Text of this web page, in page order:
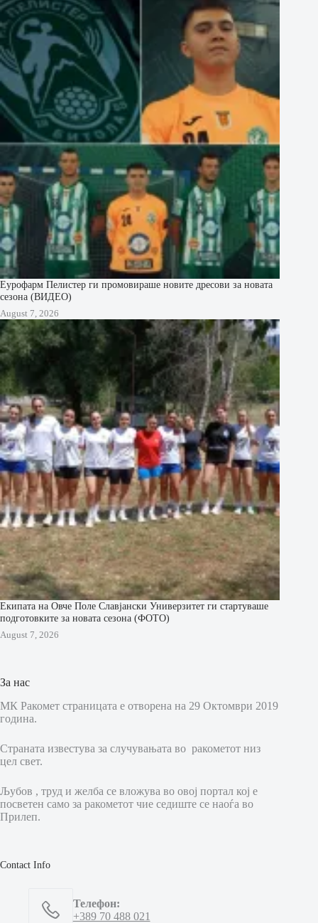
Еурофарм Пелистер ги промовираше новите дресови за новата
сезона (ВИДЕО)
August 7, 2026
Екипата на Овче Поле Славјански Универзитет ги стартуваше
подготовките за новата сезона (ФОТО)
August 7, 2026
За нас
МК Ракомет страницата е отворена на 29 Октомври 2019
година.
Страната известува за случувањата во ракометот низ
цел свет.
Љубов , труд и желба се вложува во овој портал кој е
посветен само за ракометот чие седиште се наоѓа во
Прилеп.
Contact Info
Телефон:
+389 70 488 021